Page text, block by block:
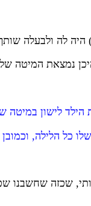
לה ולבעלה
נמצאת המיטה
לישון במיטה
כל הלילה,
שכזה שחשבנו